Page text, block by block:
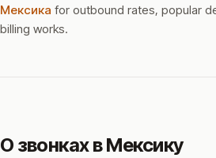
Мексика for outbound rates, popular
billing works.
О звонках в Мексику